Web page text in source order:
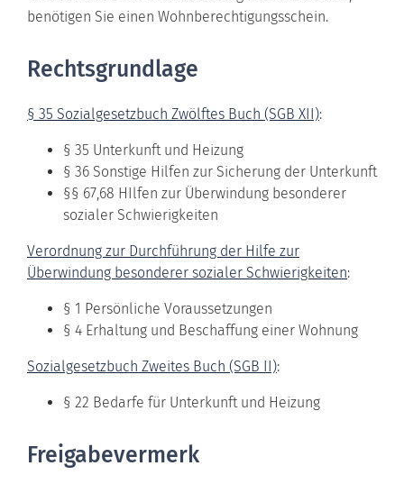
benötigen Sie einen Wohnberechtigungsschein.
Rechtsgrundlage
§ 35 Sozialgesetzbuch Zwölftes Buch (SGB XII):
§ 35 Unterkunft und Heizung
§ 36 Sonstige Hilfen zur Sicherung der Unterkunft
§§ 67,68 HIlfen zur Überwindung besonderer
sozialer Schwierigkeiten
Verordnung zur Durchführung der Hilfe zur
Überwindung besonderer sozialer Schwierigkeiten:
§ 1 Persönliche Voraussetzungen
§ 4 Erhaltung und Beschaffung einer Wohnung
Sozialgesetzbuch Zweites Buch (SGB II):
§ 22 Bedarfe für Unterkunft und Heizung
Freigabevermerk